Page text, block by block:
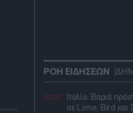
ΡΟΗ ΕΙΔΗΣΕΩΝ
23:27
Ιταλία: Βαριά
σε Lime, Bird και